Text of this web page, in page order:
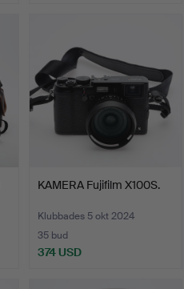
KAMERA Fujifilm X100S.
Klubbades 5 okt 2024
35 bud
374 USD